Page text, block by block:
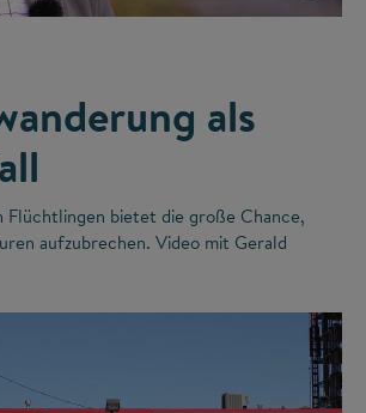
als
Flüchtlingen bietet die große Chance,
aufzubrechen. Video mit Gerald